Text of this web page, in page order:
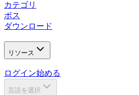
カテゴリ
ボス
ダウンロード
リソース
ログイン始める
言語を選択